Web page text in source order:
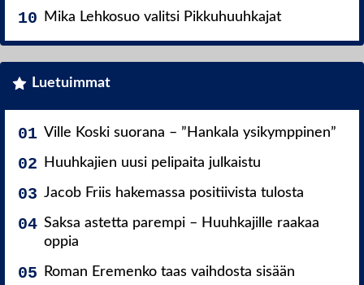
Mika Lehkosuo valitsi Pikkuhuuhkajat
Luetuimmat
Ville Koski suorana – ”Hankala ysikymppinen”
Huuhkajien uusi pelipaita julkaistu
Jacob Friis hakemassa positiivista tulosta
Saksa astetta parempi – Huuhkajille raakaa
oppia
Roman Eremenko taas vaihdosta sisään